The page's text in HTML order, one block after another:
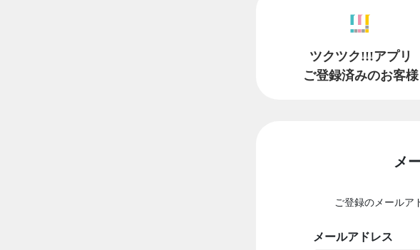
ツクツク!!!アプリ
ご登録済みのお客様
メ
ご登録のメールア
メールアドレス